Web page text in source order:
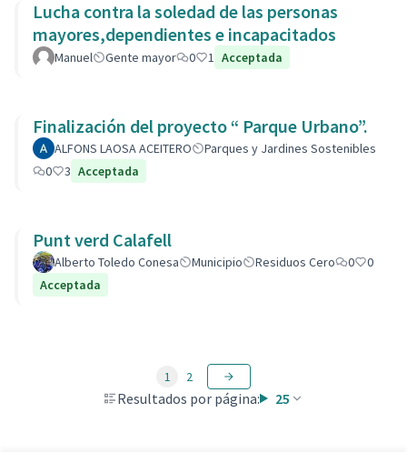
Lucha contra la soledad de las personas
mayores,dependientes e incapacitados
Manuel Gente mayor 0 1 Acceptada
Finalización del proyecto “ Parque Urbano”.
ALFONS LAOSA ACEITERO
Parques y Jardines Sostenibles
0
3 Acceptada
Punt verd Calafell
Alberto Toledo Conesa Municipio Residuos Cero 0
0
Acceptada
Resultados por página: 25
1 2